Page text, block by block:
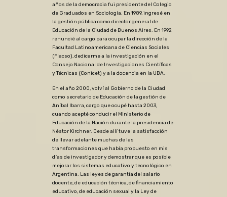
años de la democracia fui presidente del Colegio
de Graduados en Sociología. En 1989, ingresé en
la gestión pública como director general de
Educación de la Ciudad de Buenos Aires. En 1992
renuncié al cargo para ocupar la dirección de la
Facultad Latinoamericana de Ciencias Sociales
(Flacso), dedicarme a la investigación en el
Consejo Nacional de Investigaciones Científicas
y Técnicas (Conicet) y a la docencia en la UBA.
En el año 2000, volví al Gobierno de la Ciudad
como secretario de Educación de la gestión de
Aníbal Ibarra, cargo que ocupé hasta 2003,
cuando acepté conducir el Ministerio de
Educación de la Nación durante la presidencia de
Néstor Kirchner. Desde allí tuve la satisfacción
de llevar adelante muchas de las
transformaciones que había propuesto en mis
días de investigador y demostrar que es posible
mejorar los sistemas educativo y tecnológico en
Argentina. Las leyes de garantía del salario
docente, de educación técnica, de financiamiento
educativo, de educación sexual y la Ley de